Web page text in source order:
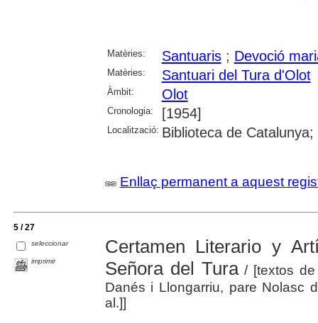
Matèries: Santuaris; Devoció
Matèries: Santuari del Tura d'Olot
Àmbit: Olot
Cronologia: [1954]
Localització: Biblioteca de
Enllaç permanent a aquest
5 / 27
seleccionar
imprimir
Certamen Literario y
Señora del Tura/ [textos de
Danés i Llongarriu, pare Nolasc
al.]]